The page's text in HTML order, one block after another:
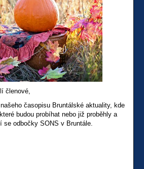
členové,
časopisu Bruntálské aktuality, kde
budou probíhat nebo již proběhly a
odbočky SONS v Bruntále.